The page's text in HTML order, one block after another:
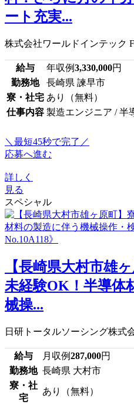
ート充実...
株式会社ワールドインテック
給与 年収例3,330,000円
勤務地
長崎県 諫早市
寮・社宅 あり（無料）
仕事内容 製造エンジニア / 半
＼最短45秒で完了／
応募へ進む
詳しく
見る
スペシャル
【長崎県大村市雄
未経験OK！半導体
械操...
日研トータルソーシング株式
給与 月収例287,000円
勤務地 長崎県 大村市
寮・社
宅
あり（無料）